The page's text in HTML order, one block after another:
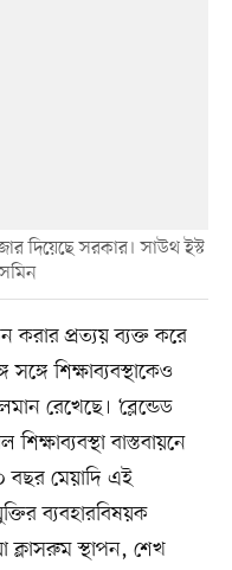
দিয়েছে সরকার। সাউথ ইস্ট
করার প্রত্যয় ব্যক্ত করে
শিক্ষাব্যবস্থাকেও
রেখেছে। ‘ব্লেন্ডেড
বাস্তবায়নে
বছর মেয়াদি এই
ব্যবহারবিষয়ক
ক্লাসরুম স্থাপন, শেখ